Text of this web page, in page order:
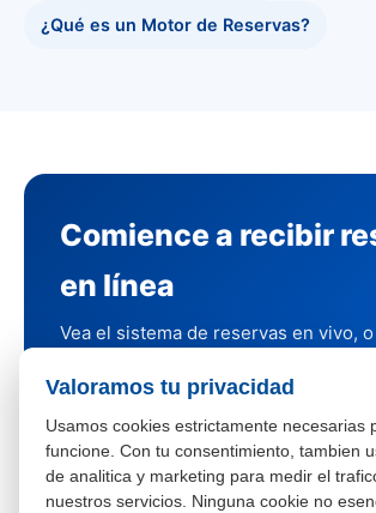
¿Qué es un Motor de Reservas?
Comience a recibir
en línea
Vea el sistema de reservas en vivo,
Inicie su prueba gratis de 14
Valoramos tu privacidad
Usamos cookies estrictamente necesarias
funcione. Con tu consentimiento, tambien
de analitica y marketing para medir el
nuestros servicios. Ninguna cookie no